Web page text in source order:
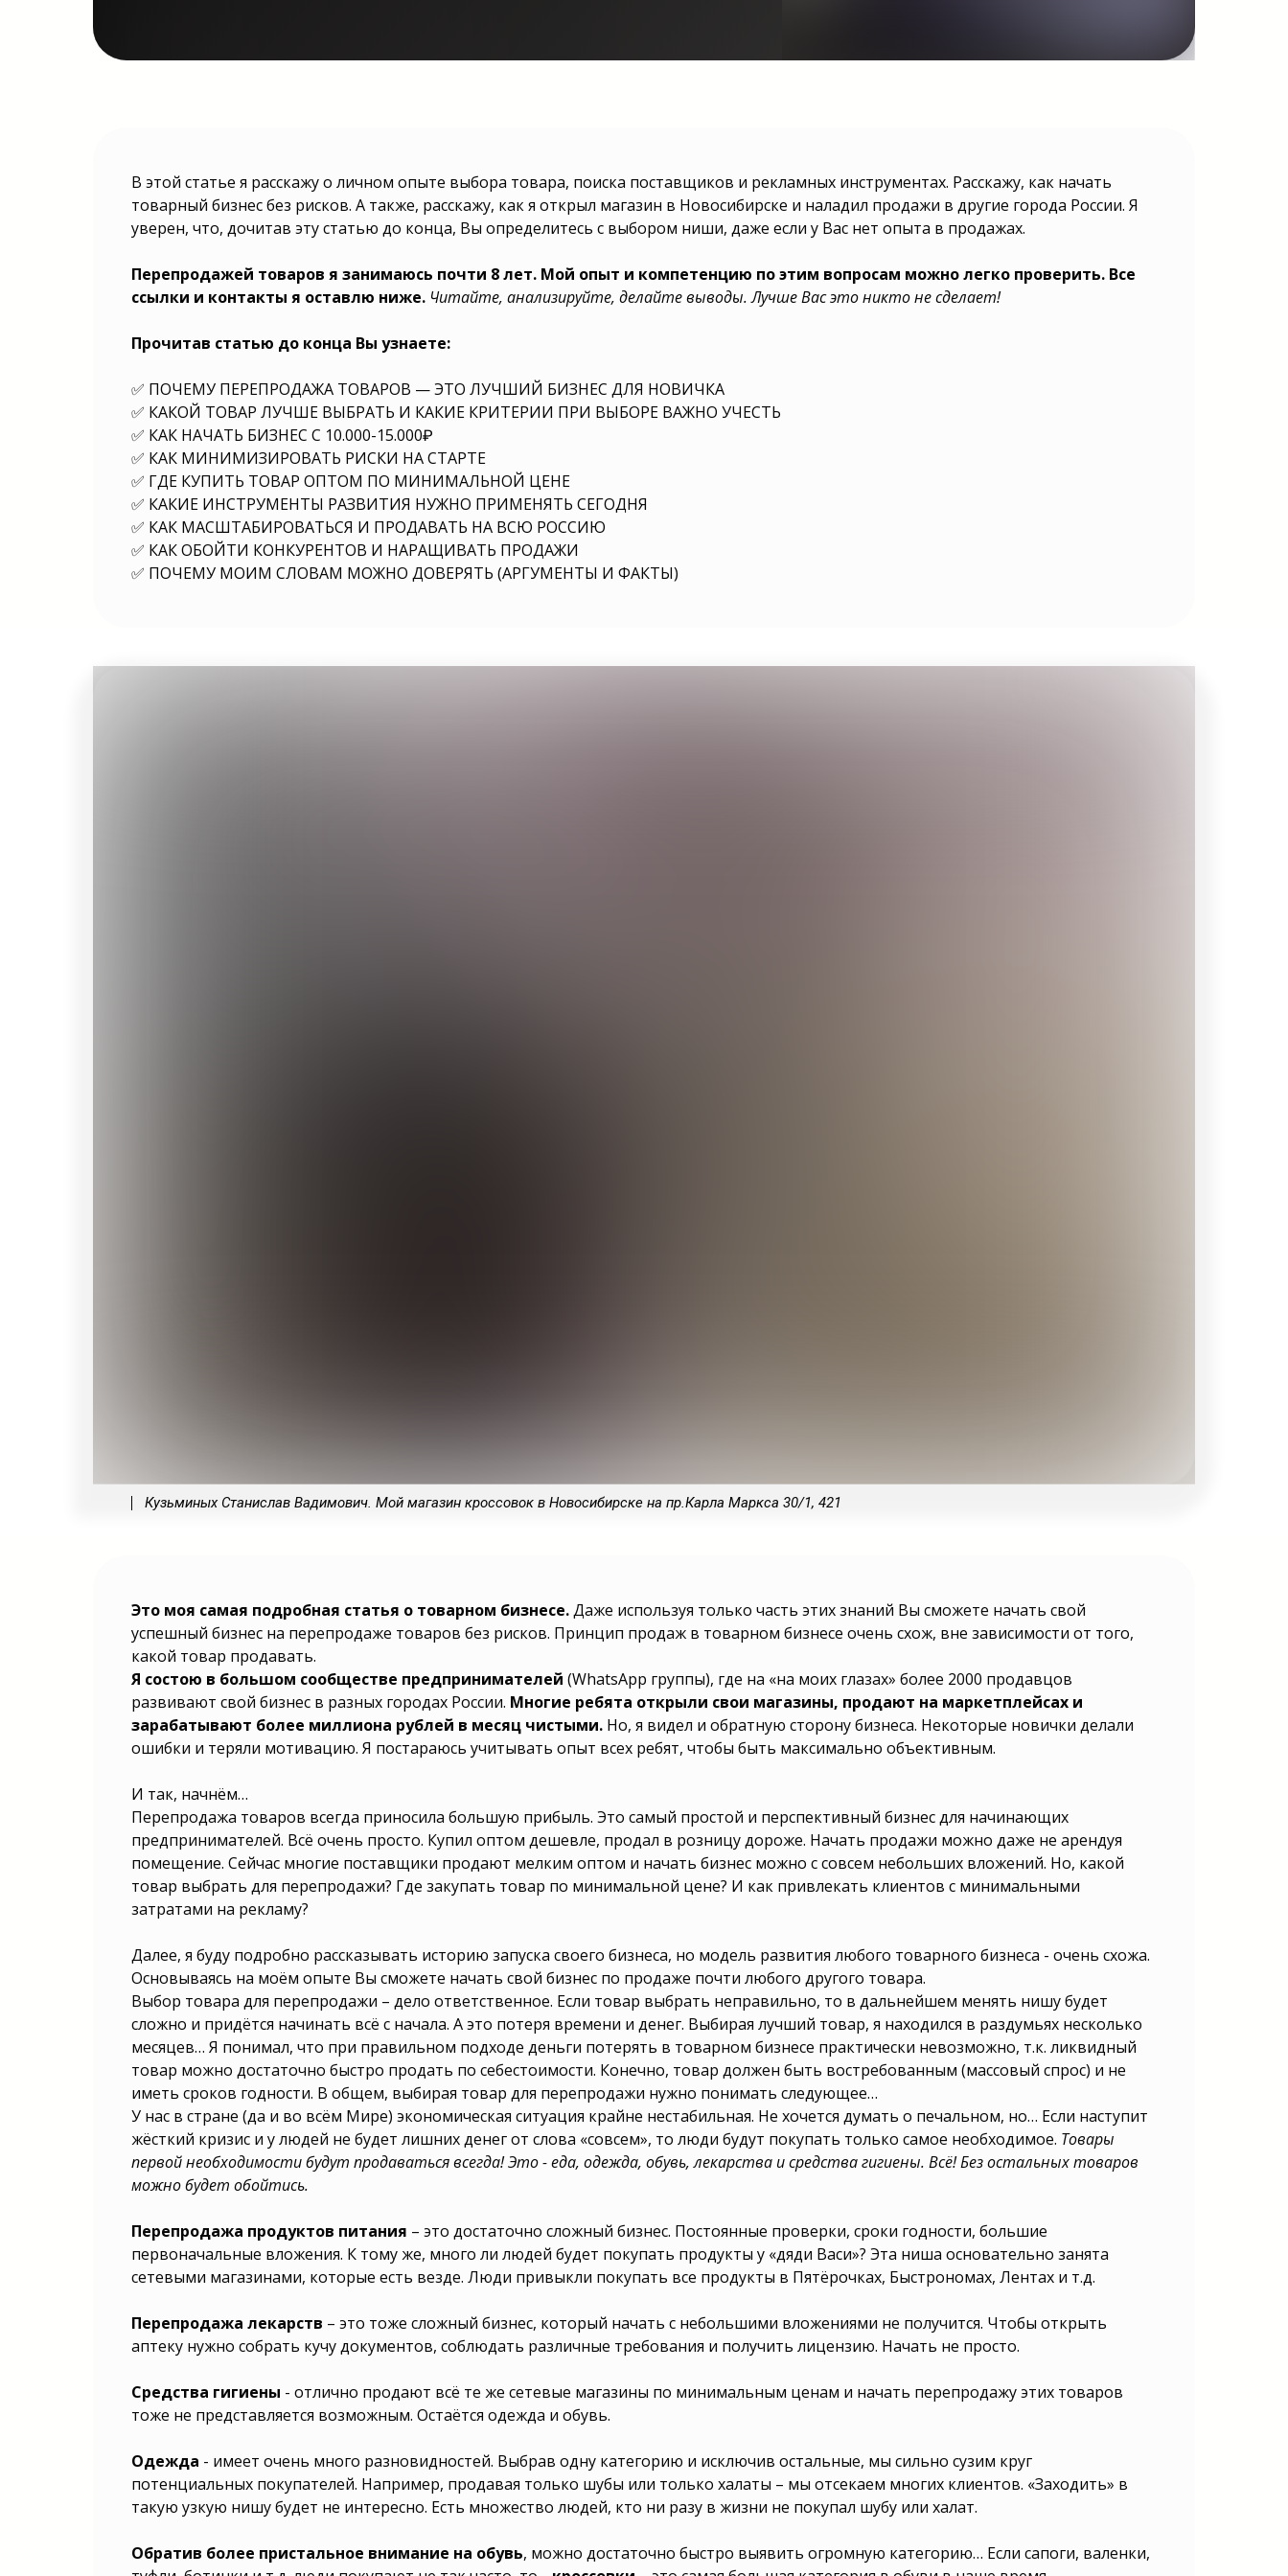
В этой статье я расскажу о личном опыте выбора товара, поиска поставщиков и рекламных инструментах. Расскажу, как начать
товарный бизнес без рисков. А также, расскажу, как я открыл магазин в Новосибирске и наладил продажи в другие города России. Я
уверен, что, дочитав эту статью до конца, Вы определитесь с выбором ниши, даже если у Вас нет опыта в продажах.
Перепродажей товаров я занимаюсь почти 8 лет. Мой опыт и компетенцию по этим вопросам можно легко проверить. Все
ссылки и контакты я оставлю ниже. Читайте, анализируйте, делайте выводы. Лучше Вас это никто не сделает!
Прочитав статью до конца Вы узнаете:
✅ ПОЧЕМУ ПЕРЕПРОДАЖА ТОВАРОВ — ЭТО ЛУЧШИЙ БИЗНЕС ДЛЯ НОВИЧКА
✅ КАКОЙ ТОВАР ЛУЧШЕ ВЫБРАТЬ И КАКИЕ КРИТЕРИИ ПРИ ВЫБОРЕ ВАЖНО УЧЕСТЬ
✅ КАК НАЧАТЬ БИЗНЕС С 10.000-15.000₽
✅ КАК МИНИМИЗИРОВАТЬ РИСКИ НА СТАРТЕ
✅ ГДЕ КУПИТЬ ТОВАР ОПТОМ ПО МИНИМАЛЬНОЙ ЦЕНЕ
✅ КАКИЕ ИНСТРУМЕНТЫ РАЗВИТИЯ НУЖНО ПРИМЕНЯТЬ СЕГОДНЯ
✅ КАК МАСШТАБИРОВАТЬСЯ И ПРОДАВАТЬ НА ВСЮ РОССИЮ
✅ КАК ОБОЙТИ КОНКУРЕНТОВ И НАРАЩИВАТЬ ПРОДАЖИ
✅ ПОЧЕМУ МОИМ СЛОВАМ МОЖНО ДОВЕРЯТЬ (АРГУМЕНТЫ И ФАКТЫ)
Подробная инструкция от владельца магазина,
которая поможет найти ответы на следующие
вопросы: Какой бизнес выбрать? Малый бизнес
какой выбрать? Какой вид бизнеса выбрать?
Какой бизнес лучше выбрать? Какое бизнес
направление выбрать? Какую бизнес сферу
нишу выбрать для бизнеса? Какой бизнес выбрать
для начала? Какой бизнес выбрать с нуля? Какой
бизнес выбрать? Какую нишу выбрать для бизнеса
в 2025? Какой бизнес выбрать для ребенка?
нишу выбрать для бизнеса? Какой бизнес выбрать
начинающему? Какой бизнес выбрать в 2025
бизнес выбрать с нуля? Какую нишу выбрать для
бизнеса в 2025? Какой бизнес выбрать для
ребенка? Какую нишу выбрать для бизнеса с нуля?
Какой бизнес выбрать?
Кузьминых Станислав Вадимович. Мой магазин кроссовок в Новосибирске на пр.Карла Маркса 30/1, 421
Это моя самая подробная статья о товарном бизнесе.Даже используя только часть этих знаний Вы сможете начать свой
успешный бизнес на перепродаже товаров без рисков. Принцип продаж в товарном бизнесе очень схож, вне зависимости от того,
какой товар продавать.
Я состою в большом сообществе предпринимателей (WhatsApp группы), где на «на моих глазах» более 2000 продавцов
развивают свой бизнес в разных городах России. Многие ребята открыли свои магазины, продают на маркетплейсах и
зарабатывают более миллиона рублей в месяц чистыми. Но, я видел и обратную сторону бизнеса. Некоторые новички делали
ошибки и теряли мотивацию. Я постараюсь учитывать опыт всех ребят, чтобы быть максимально объективным.
И так, начнём…
Перепродажа товаров всегда приносила большую прибыль. Это самый простой и перспективный бизнес для начинающих
предпринимателей. Всё очень просто. Купил оптом дешевле, продал в розницу дороже. Начать продажи можно даже не арендуя
помещение. Сейчас многие поставщики продают мелким оптом и начать бизнес можно с совсем небольших вложений. Но, какой
товар выбрать для перепродажи? Где закупать товар по минимальной цене? И как привлекать клиентов с минимальными
затратами на рекламу?
Далее, я буду подробно рассказывать историю запуска своего бизнеса, но модель развития любого товарного бизнеса - очень схожа.
Основываясь на моём опыте Вы сможете начать свой бизнес по продаже почти любого другого товара.
Выбор товара для перепродажи – дело ответственное. Если товар выбрать неправильно, то в дальнейшем менять нишу будет
сложно и придётся начинать всё с начала. А это потеря времени и денег. Выбирая лучший товар, я находился в раздумьях несколько
месяцев… Я понимал, что при правильном подходе деньги потерять в товарном бизнесе практически невозможно, т.к. ликвидный
товар можно достаточно быстро продать по себестоимости. Конечно, товар должен быть востребованным (массовый спрос) и не
иметь сроков годности. В общем, выбирая товар для перепродажи нужно понимать следующее…
У нас в стране (да и во всём Мире) экономическая ситуация крайне нестабильная. Не хочется думать о печальном, но… Если наступит
жёсткий кризис и у людей не будет лишних денег от слова «совсем», то люди будут покупать только самое необходимое. Товары
первой необходимости будут продаваться всегда! Это - еда, одежда, обувь, лекарства и средства гигиены. Всё! Без остальных товаров
можно будет обойтись.
Перепродажа продуктов питания – это достаточно сложный бизнес. Постоянные проверки, сроки годности, большие
первоначальные вложения. К тому же, много ли людей будет покупать продукты у «дяди Васи»? Эта ниша основательно занята
сетевыми магазинами, которые есть везде. Люди привыкли покупать все продукты в Пятёрочках, Быстрономах, Лентах и т.д.
Перепродажа лекарств – это тоже сложный бизнес, который начать с небольшими вложениями не получится. Чтобы открыть
аптеку нужно собрать кучу документов, соблюдать различные требования и получить лицензию. Начать не просто.
Средства гигиены - отлично продают всё те же сетевые магазины по минимальным ценам и начать перепродажу этих товаров
тоже не представляется возможным. Остаётся одежда и обувь.
Одежда - имеет очень много разновидностей. Выбрав одну категорию и исключив остальные, мы сильно сузим круг
потенциальных покупателей. Например, продавая только шубы или только халаты – мы отсекаем многих клиентов. «Заходить» в
такую узкую нишу будет не интересно. Есть множество людей, кто ни разу в жизни не покупал шубу или халат.
Обратив более пристальное внимание на обувь, можно достаточно быстро выявить огромную категорию… Если сапоги, валенки,
Подробная инструкция от владельца магазина,
которая поможет найти ответы на следующие
вопросы: Какой бизнес выбрать? Малый бизнес
какой выбрать? Какой вид бизнеса выбрать?
Какой бизнес лучше выбрать? Какое бизнес
направление выбрать? Какую бизнес сферу
выбрать? Какой бизнес можно выбрать? Какую
нишу выбрать для бизнеса? Какой бизнес выбрать
для начала? Какой бизнес выбрать с нуля? Какой
бизнес выбрать? Какую нишу выбрать для бизнеса
в 2025? Какой бизнес выбрать для ребенка?
Какую нишу выбрать для бизнеса с нуля? Какую
году? Какой бизнес выбрать для начала? Какой
бизнес выбрать с нуля? Какую нишу выбрать для
бизнеса в 2025? Какой бизнес выбрать для
ребенка? Какую нишу выбрать для бизнеса с нуля?
Какой бизнес выбрать?